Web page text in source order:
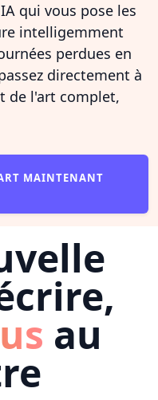
qui vous pose les
intelligemment
perdues en
directement à
de l'art complet,
MAINTENANT
au